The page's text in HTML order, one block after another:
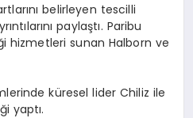
belirleyen tescilli
paylaştı. Paribu
hizmetleri sunan Halborn ve
küresel lider Chiliz ile
yaptı.